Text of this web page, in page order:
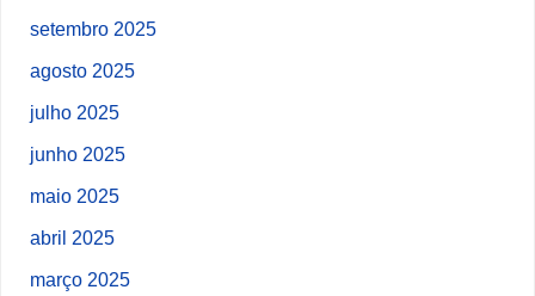
setembro 2025
agosto 2025
julho 2025
junho 2025
maio 2025
abril 2025
março 2025